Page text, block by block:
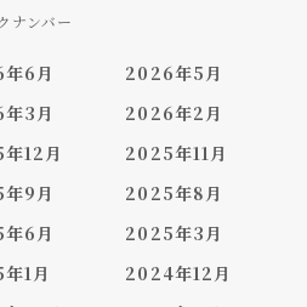
ナンバー
6月
2026年5月
3月
2026年2月
12月
2025年11月
9月
2025年8月
6月
2025年3月
1月
2024年12月